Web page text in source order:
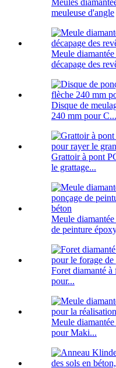
Meules
meuleuse d'angle
Meule
décapage des
Disque de
240 mm pour C...
Grattoir à pont
le grattage...
Meule
de peinture
Foret diamanté
pour...
Meule
pour Maki...